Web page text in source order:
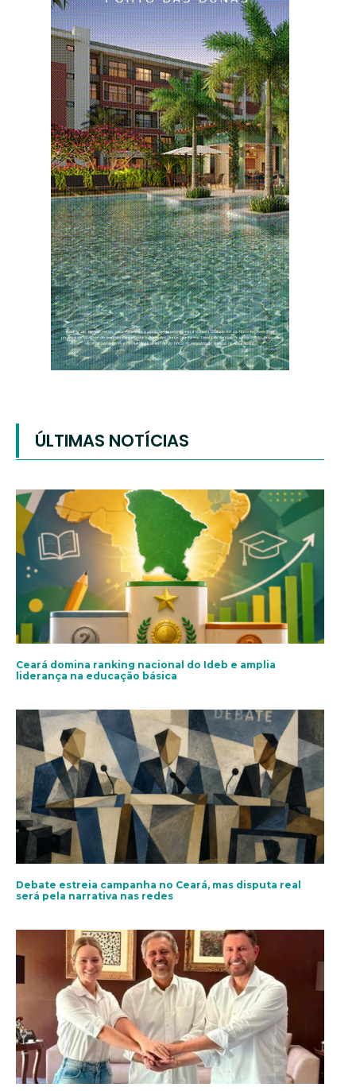
ÚLTIMAS NOTÍCIAS
Ceará domina ranking nacional do Ideb e amplia
liderança na educação básica
Debate estreia campanha no Ceará, mas disputa real
será pela narrativa nas redes